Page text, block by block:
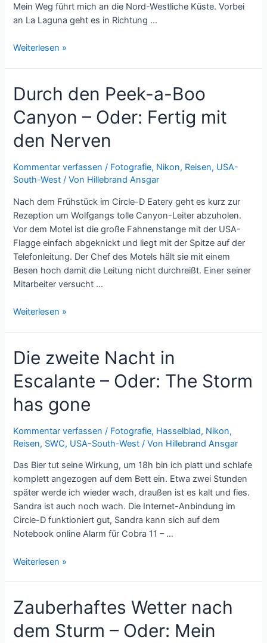
Mein Weg führt mich an die Nord-Westliche Küste. Vorbei
an La Laguna geht es in Richtung …
Vamos
playa
Weiterlesen »
Durch den Peek-a-Boo
Canyon – Oder: Fertig mit
den Nerven
Kommentar verfassen / Fotografie, Nikon, Reisen, USA-
South-West / Von Hillebrand Ansgar
Nach dem Frühstück im Circle-D Eatery geht es kurz zur
Rezeption um Wolfgangs tolle Canyon-Leiter abzuholen.
Vor dem Motel ist die große Fahnenstange mit der USA-
Flagge einfach abgeknickt und liegt mit der Spitze auf der
Telefonleitung. Der Chef des Motels hält sie mit einem
Besen hoch damit die Leitung nicht durchreißt. Einer seiner
Mitarbeiter versucht …
Durch
a-
Boo
Canyon
Oder:
mit
den
Nerven
Weiterlesen »
Die zweite Nacht in
Escalante – Oder: The Storm
has gone
Kommentar verfassen / Fotografie, Hasselblad, Nikon,
Reisen, SWC, USA-South-West / Von Hillebrand Ansgar
Das Bier tut seine Wirkung, um 18h bin ich platt und schlafe
komplett angezogen auf dem Bett ein. Etwa zwei Stunden
später werde ich wieder wach, draußen ist es kalt und fies.
Sandra ist auch noch wach. Die Internet-Anbindung im
Circle-D funktioniert gut, Sandra kann sich auf dem
Notebook online Alarm für Cobra 11 – …
Die
in
Escalante
–
Weiterlesen »
Zauberhaftes Wetter nach
dem Sturm – Oder: Mein